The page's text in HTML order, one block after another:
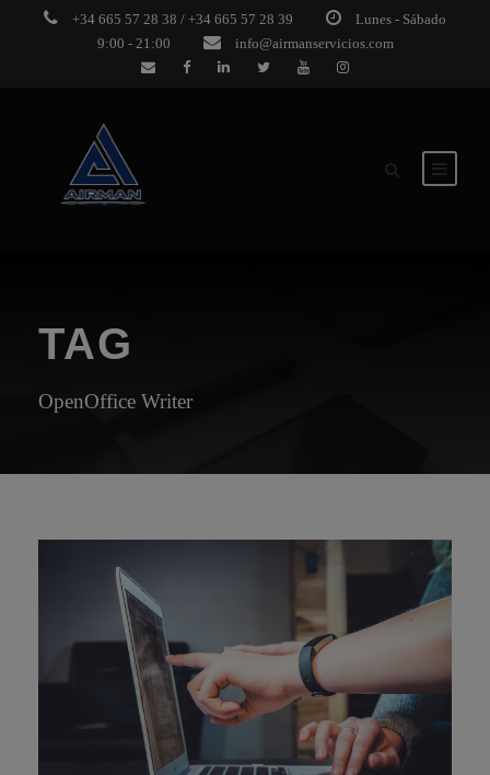
+34 665 57 28 38 / +34 665 57 28 39
Lunes - Sábado
9:00 - 21:00
info@airmanservicios.com
TAG
OpenOffice Writer